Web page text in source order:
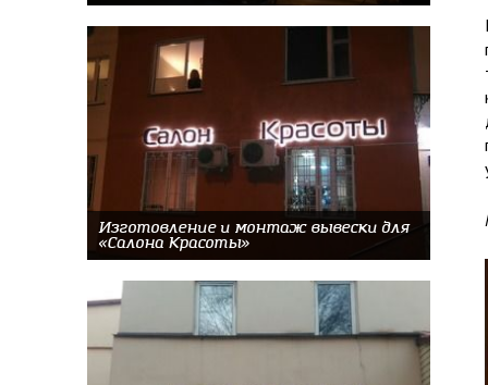
Изготовление и монтаж вывески для
«Салона Красоты»